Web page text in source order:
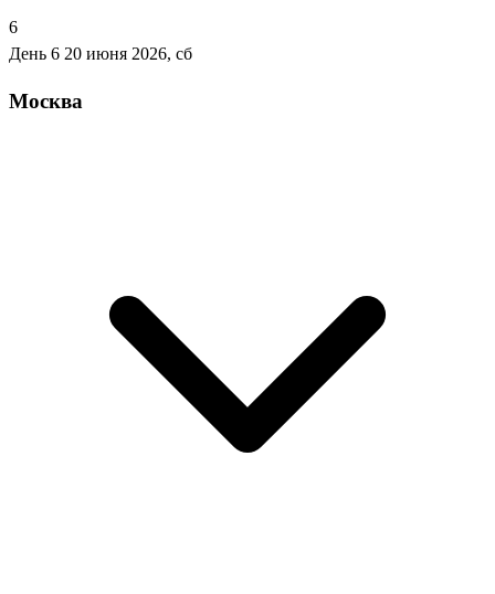
6
День 6 20 июня 2026, сб
Москва